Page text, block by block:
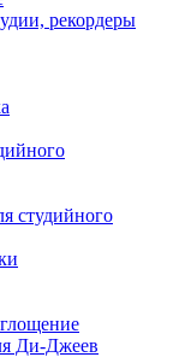
рекордеры
студийного
Ди-Джеев